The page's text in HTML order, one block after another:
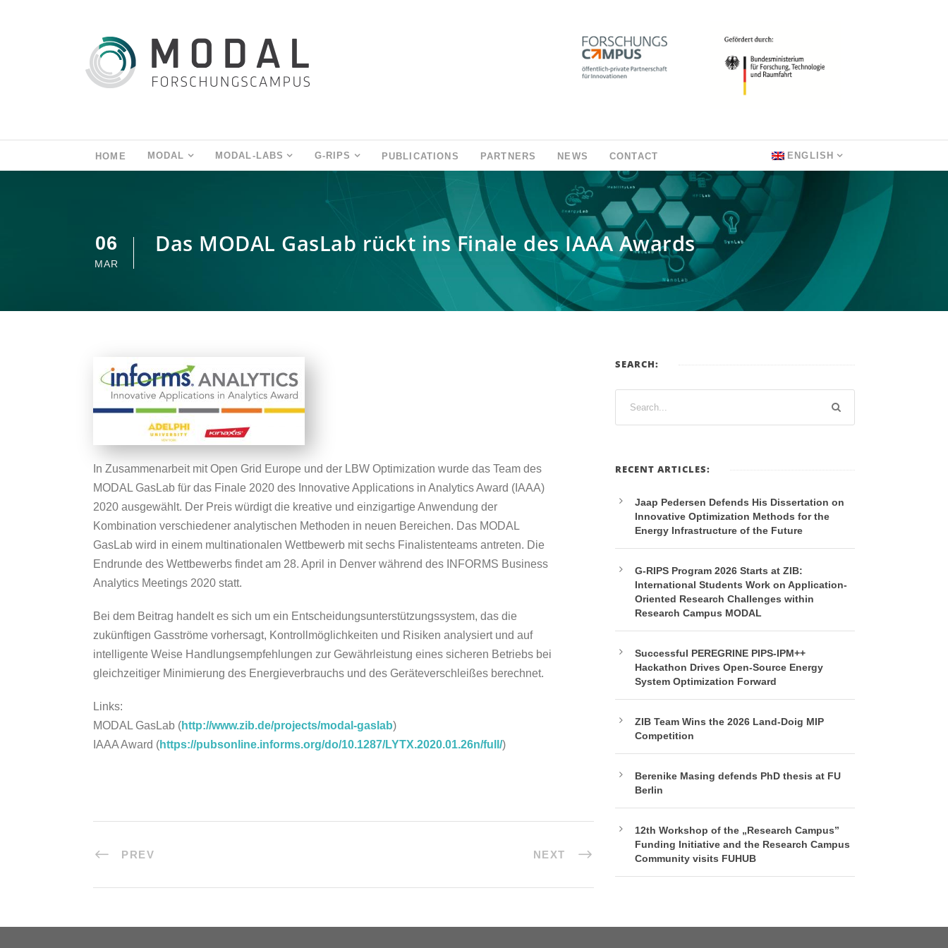
HOME MODAL MODAL-LABS G-RIPS PUBLICATIONS PARTNERS NEWS CONTACT ENGLISH
06
MAR
Das MODAL GasLab rückt ins Finale des IAAA Awards
In Zusammenarbeit mit Open Grid Europe und der LBW Optimization wurde das Team des
MODAL GasLab für das Finale 2020 des Innovative Applications in Analytics Award (IAAA)
2020 ausgewählt. Der Preis würdigt die kreative und einzigartige Anwendung der
Kombination verschiedener analytischen Methoden in neuen Bereichen. Das MODAL
GasLab wird in einem multinationalen Wettbewerb mit sechs Finalistenteams antreten. Die
Endrunde des Wettbewerbs findet am 28. April in Denver während des INFORMS Business
Analytics Meetings 2020 statt.
Bei dem Beitrag handelt es sich um ein Entscheidungsunterstützungssystem, das die
zukünftigen Gasströme vorhersagt, Kontrollmöglichkeiten und Risiken analysiert und auf
intelligente Weise Handlungsempfehlungen zur Gewährleistung eines sicheren Betriebs bei
gleichzeitiger Minimierung des Energieverbrauchs und des Geräteverschleißes berechnet.
Links:
MODAL GasLab (http://www.zib.de/projects/modal-gaslab)
IAAA Award (https://pubsonline.informs.org/do/10.1287/LYTX.2020.01.26n/full/)
PREV NEXT
SEARCH:
RECENT ARTICLES:
Jaap Pedersen Defends His Dissertation on
Innovative Optimization Methods for the
Energy Infrastructure of the Future
G-RIPS Program 2026 Starts at ZIB:
International Students Work on Application-
Oriented Research Challenges within
Research Campus MODAL
Successful PEREGRINE PIPS-IPM++
Hackathon Drives Open-Source Energy
System Optimization Forward
ZIB Team Wins the 2026 Land-Doig MIP
Competition
Berenike Masing defends PhD thesis at FU
Berlin
12th Workshop of the „Research Campus”
Funding Initiative and the Research Campus
Community visits FUHUB